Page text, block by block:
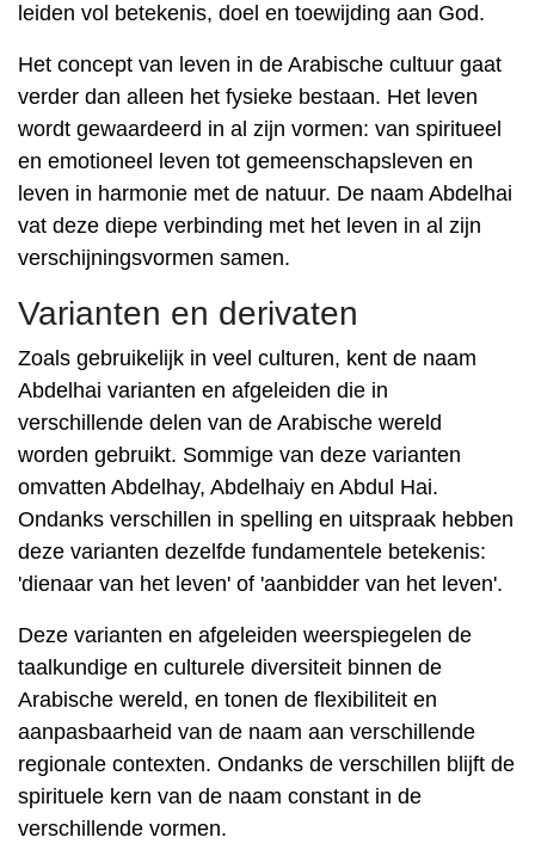
leiden vol betekenis, doel en toewijding aan God.
Het concept van leven in de Arabische cultuur gaat
verder dan alleen het fysieke bestaan. Het leven
wordt gewaardeerd in al zijn vormen: van spiritueel
en emotioneel leven tot gemeenschapsleven en
leven in harmonie met de natuur. De naam Abdelhai
vat deze diepe verbinding met het leven in al zijn
verschijningsvormen samen.
Varianten en derivaten
Zoals gebruikelijk in veel culturen, kent de naam
Abdelhai varianten en afgeleiden die in
verschillende delen van de Arabische wereld
worden gebruikt. Sommige van deze varianten
omvatten Abdelhay, Abdelhaiy en Abdul Hai.
Ondanks verschillen in spelling en uitspraak hebben
deze varianten dezelfde fundamentele betekenis:
'dienaar van het leven' of 'aanbidder van het leven'.
Deze varianten en afgeleiden weerspiegelen de
taalkundige en culturele diversiteit binnen de
Arabische wereld, en tonen de flexibiliteit en
aanpasbaarheid van de naam aan verschillende
regionale contexten. Ondanks de verschillen blijft de
spirituele kern van de naam constant in de
verschillende vormen.